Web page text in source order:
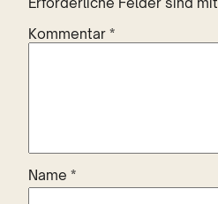
Erforderliche Felder sind mit
Kommentar *
Name *